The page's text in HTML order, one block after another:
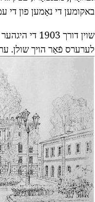
באקומען די נאָמען פון די
לערערס פֿאַר הויך שולן.